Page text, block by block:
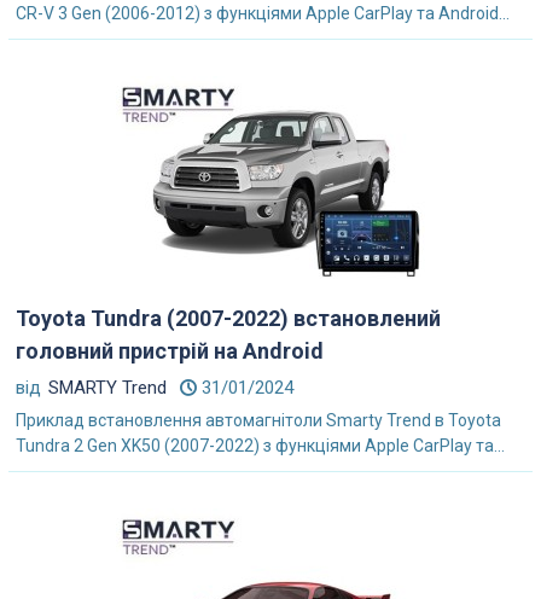
CR-V 3 Gen (2006-2012) з функціями Apple CarPlay та Android...
Toyota Tundra (2007-2022) встановлений
головний пристрій на Android
від SMARTY Trend 31/01/2024
Приклад встановлення автомагнітоли Smarty Trend в Toyota
Tundra 2 Gen XK50 (2007-2022) з функціями Apple CarPlay та...